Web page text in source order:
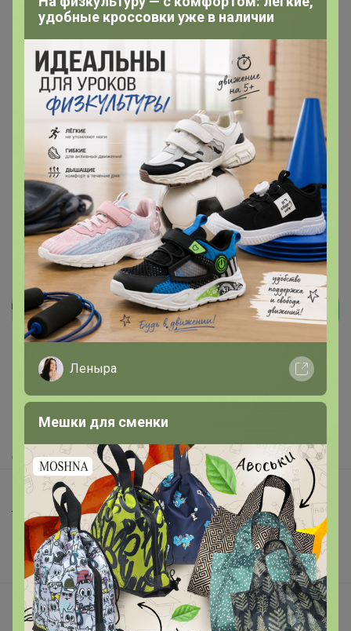
Подпись
Реклама
Как здесь все устроено?
Как сделать заказ?
Как получить?
Доставка
Шоурумы
Торговые марки
Наша команда
В наличии
Подарочные сертификаты
удобные кроссовки уже в наличии
Леныра
Мешки для сменки